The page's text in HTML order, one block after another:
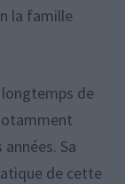
la famille
de
Sa
de cette